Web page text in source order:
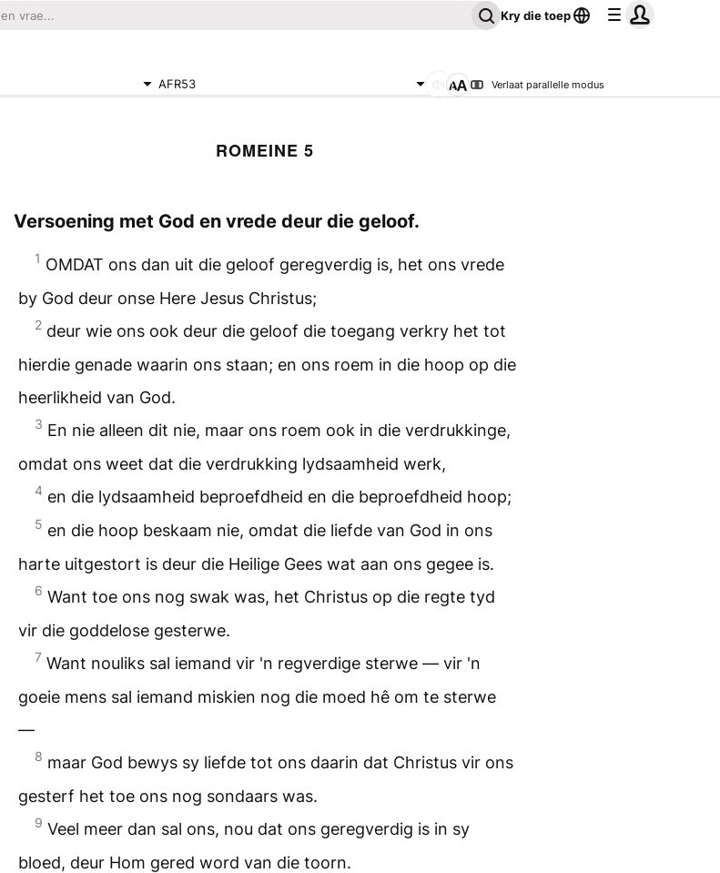
Kry die toep
AFR53 Verlaat parallelle modus
ROMEINE 5
Versoening met God en vrede deur die geloof.
1 OMDAT ons dan uit die geloof geregverdig is, het ons vrede
by God deur onse Here Jesus Christus;
2 deur wie ons ook deur die geloof die toegang verkry het tot
hierdie genade waarin ons staan; en ons roem in die hoop op die
heerlikheid van God.
3 En nie alleen dit nie, maar ons roem ook in die verdrukkinge,
omdat ons weet dat die verdrukking lydsaamheid werk,
4 en die lydsaamheid beproefdheid en die beproefdheid hoop;
5 en die hoop beskaam nie, omdat die liefde van God in ons
harte uitgestort is deur die Heilige Gees wat aan ons gegee is.
6 Want toe ons nog swak was, het Christus op die regte tyd
vir die goddelose gesterwe.
7 Want nouliks sal iemand vir 'n regverdige sterwe — vir 'n
goeie mens sal iemand miskien nog die moed hê om te sterwe
—
8 maar God bewys sy liefde tot ons daarin dat Christus vir ons
gesterf het toe ons nog sondaars was.
9 Veel meer dan sal ons, nou dat ons geregverdig is in sy
bloed, deur Hom gered word van die toorn.